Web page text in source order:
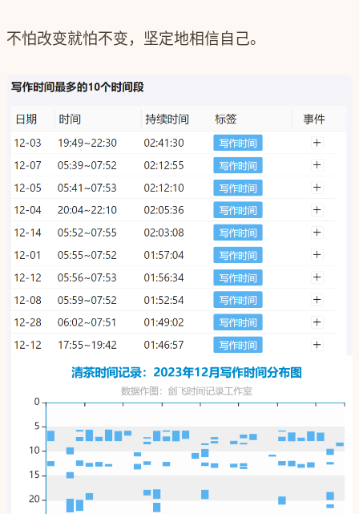
不怕改变就怕不变，坚定地相信自己。